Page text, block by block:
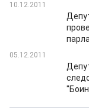
10.12.2011
05.12.2011